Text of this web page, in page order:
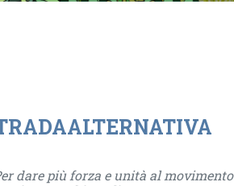
dare più forza e unità al movimento